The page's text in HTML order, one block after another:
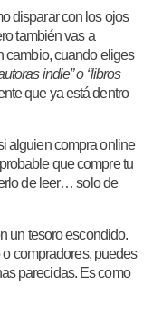
disparar con los ojos
también vas a
cambio, cuando eliges
indie” o “libros
que ya está dentro
alguien compra online
que compre tu
de leer… solo de
un tesoro escondido.
o compradores, puedes
parecidas. Es como